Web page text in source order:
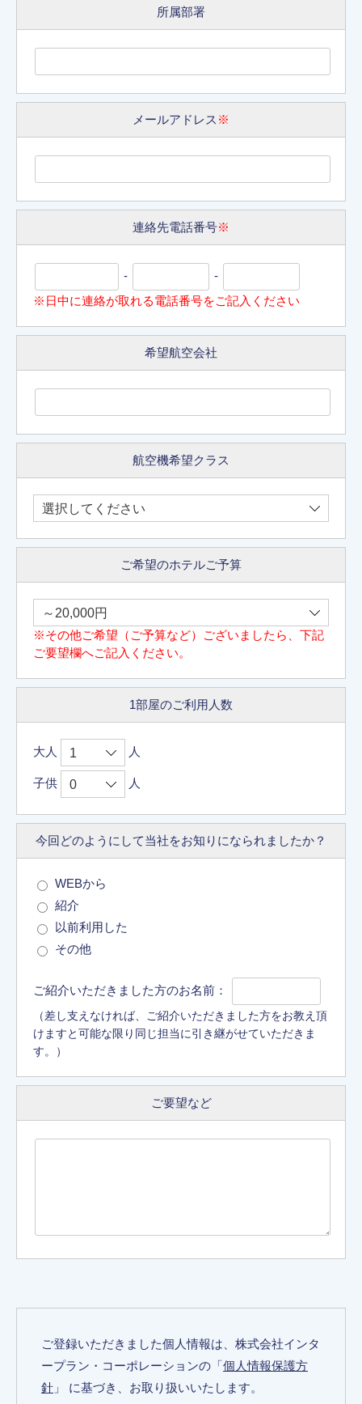
所属部署
メールアドレス ※
連絡先電話番号※
-
-
※日中に連絡が取れる電話番号をご記入ください
希望航空会社
航空機希望クラス
ご希望のホテルご予算
※その他ご希望（ご予算など）ございましたら、下記
ご要望欄へご記入ください。
1部屋のご利用人数
大人 人
子供 人
今回どのようにして当社をお知りになられましたか？
WEBから
紹介
以前利用した
その他
ご紹介いただきました方のお名前：
（差し支えなければ、ご紹介いただきました方をお教え頂
けますと可能な限り同じ担当に引き継がせていただきま
す。）
ご要望など
ご登録いただきました個人情報は、株式会社インタ
ープラン・コーポレーションの「個人情報保護方
針 」 に基づき、お取り扱いいたします。